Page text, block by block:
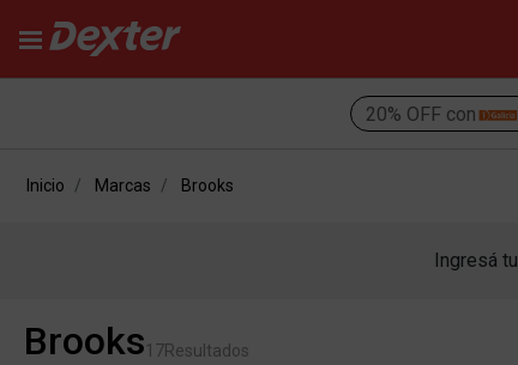
20% OFF con
Inicio Marcas Brooks
Ingresá tu
Brooks17Resultados